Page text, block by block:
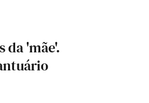
da 'mãe'.